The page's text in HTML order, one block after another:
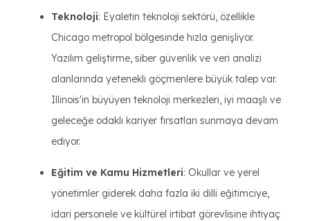
Teknoloji: Eyaletin teknoloji sektörü, özellikle
Chicago metropol bölgesinde hızla genişliyor.
Yazılım geliştirme, siber güvenlik ve veri analizi
alanlarında yetenekli göçmenlere büyük talep var.
Illinois'in büyüyen teknoloji merkezleri, iyi maaşlı ve
geleceğe odaklı kariyer fırsatları sunmaya devam
ediyor.
Eğitim ve Kamu Hizmetleri: Okullar ve yerel
yönetimler giderek daha fazla iki dilli eğitimciye,
idari personele ve kültürel irtibat görevlisine ihtiyaç